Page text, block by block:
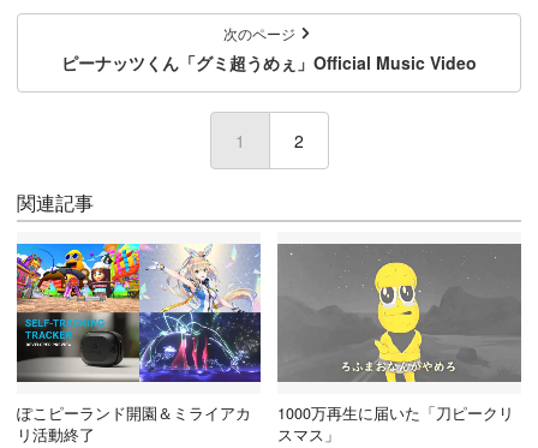
次のページ
ピーナッツくん「グミ超うめぇ」Official Music Video
1 (current)
2
関連記事
ぽこピーランド開園＆ミライアカ
リ活動終了
1000万再生に届いた「刀ピークリ
スマス」